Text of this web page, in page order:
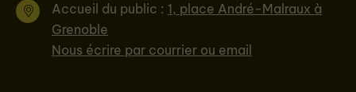
Accueil du public : 1, place André-Malraux à
Grenoble
Nous écrire par courrier ou email